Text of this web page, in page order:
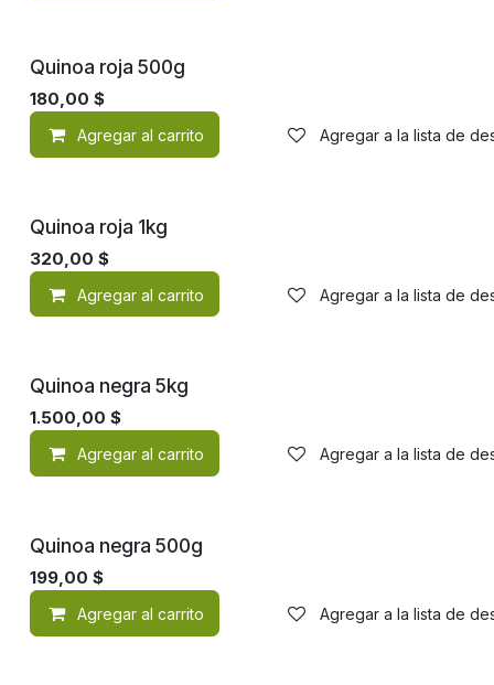
Quinoa roja 500g
180,00 $
Agregar al carrito Agregar a la lista de
Quinoa roja 1kg
320,00 $
Agregar al carrito Agregar a la lista de
Quinoa negra 5kg
1.500,00 $
Agregar al carrito Agregar a la lista de
Quinoa negra 500g
199,00 $
Agregar al carrito Agregar a la lista de